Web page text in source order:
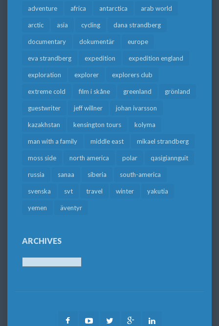
adventure africa antarctica arab world
arctic asia cycling dana strandberg
documentary dokumentär europe
eva strandberg expedition expedition england
exploration explorer explorers club
extreme cold film i skåne greenland grönland
guestwriter jeff willner johan ivarsson
kazakhstan kensington tours kolyma
man with a family middle east mikael strandberg
moss side north america polar qasigiannguit
russia sanaa siberia south-america
svenska svt travel winter yakutia
yemen äventyr
ARCHIVES
FacebookYoutubeTwitter Google